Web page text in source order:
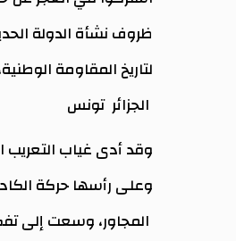
ظروف نشأة الدولة
لتاريخ المقاومة
الجزائر تونس
وقد أدى غياب التعريب
وعلى رأسها حركة
المجاور، وسعت إلى